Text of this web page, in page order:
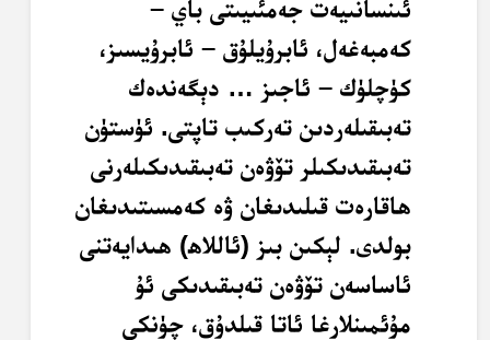
ئىنسانىيەت جەمئىيىتى باي –
كەمبەغەل، ئابرۇيلۇق – ئابرۇيسىز،
كۈچلۈك – ئاجىز … دېگەندەك
تەبىقىلەردىن تەركىب تاپتى. ئۈستۈن
تەبىقىدىكىلر تۆۋەن تەبىقىدىكىلەرنى
ھاقارەت قىلىدىغان ۋە كەمسىتىدىغان
بولدى. لېكىن بىز (ئاللاھ) ھىدايەتنى
ئاساسەن تۆۋەن تەبىقىدىكى ئۇ
مۇئمىنلارغا ئاتا قىلدۇق، چۈنكى